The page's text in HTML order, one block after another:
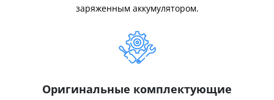
заряженным аккумулятором.
Оригинальные комплектующие